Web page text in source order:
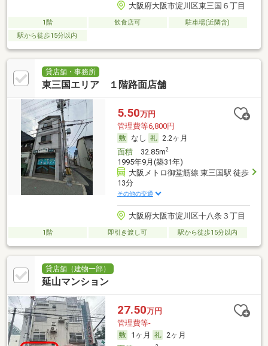
大阪府大阪市淀川区東三国６丁目
1階 飲食店可
駐車場(近隣含)
駅から徒歩15分以内
貸店舗・事務所
東三国エリア １階路面店舗
5.50万円
管理費等6,800円
なし
2.2ヶ月
面積32.85m2
1995年9月(築31年)
大阪メトロ御堂筋線 東三国駅 徒歩
13分
その他の交通
大阪府大阪市淀川区十八条３丁目
1階 即引き渡し可 駅から徒歩15分以内
貸店舗（建物一部）
延山マンション
27.50万円
管理費等-
1ヶ月
2ヶ月